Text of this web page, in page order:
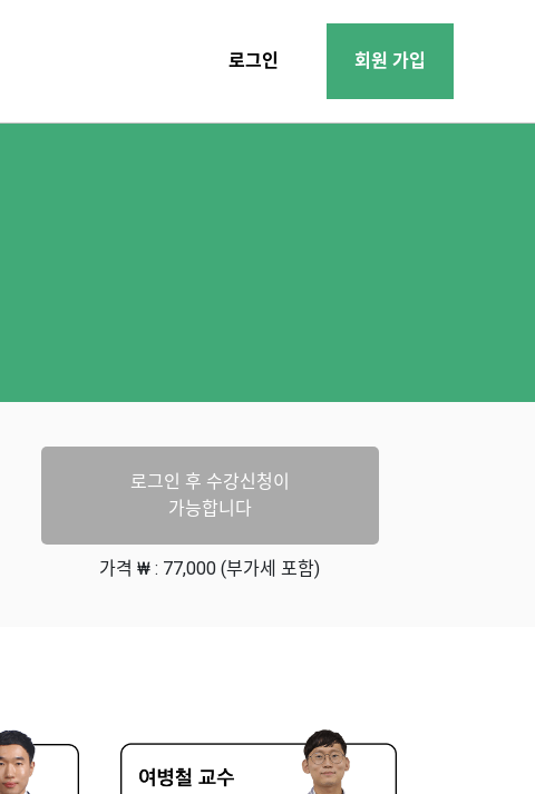
로그인 회원 가입
로그인 후 수강신청이
가능합니다
가격 ₩ : 77,000 (부가세 포함)